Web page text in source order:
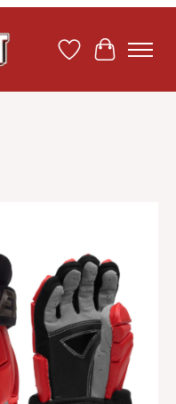
Liste dePanier